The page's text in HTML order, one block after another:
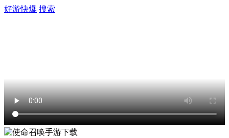
好游快爆 搜索